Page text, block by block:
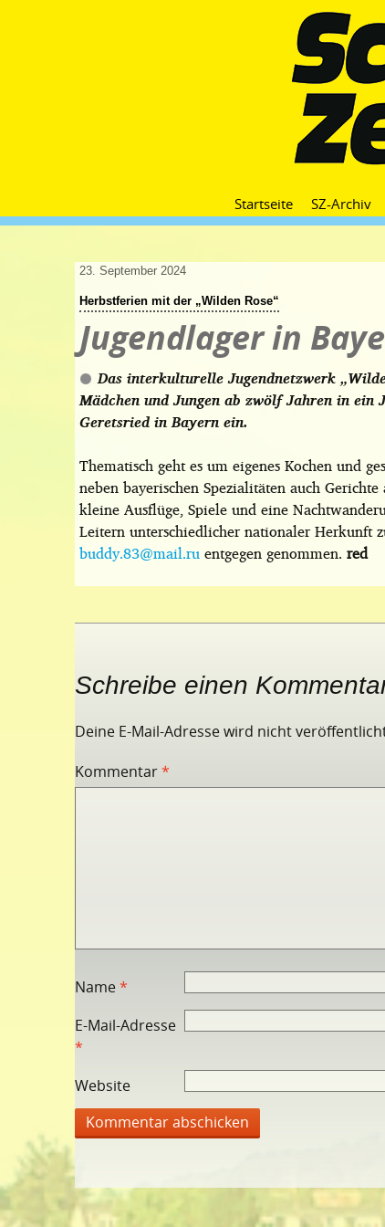
Startseite SZ-Archiv
23. September 2024
Herbstferien mit der „Wilden Rose“
Jugendlager in
Das interkulturelle Jugendnetzwerk
Mädchen und Jungen ab zwölf Jahren in ein
Geretsried in Bayern ein.
Thematisch geht es um eigenes Kochen und
neben bayerischen Spezialitäten auch
kleine Ausflüge, Spiele und eine
Leitern unterschiedlicher nationaler Herkunft
buddy.83@mail.ruentgegen genommen. red
Schreibe einen
Deine E-Mail-Adresse wird nicht
Kommentar*
Name*
E-Mail-Adresse
*
Website